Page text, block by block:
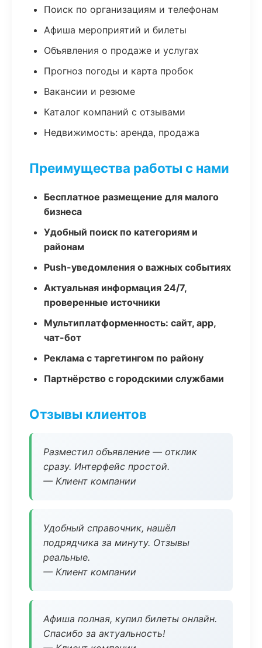
Поиск по организациям и телефонам
Афиша мероприятий и билеты
Объявления о продаже и услугах
Прогноз погоды и карта пробок
Вакансии и резюме
Каталог компаний с отзывами
Недвижимость: аренда, продажа
Преимущества работы с нами
Бесплатное размещение для малого
бизнеса
Удобный поиск по категориям и
районам
Push-уведомления о важных событиях
Актуальная информация 24/7,
проверенные источники
Мультиплатформенность: сайт, app,
чат-бот
Реклама с таргетингом по району
Партнёрство с городскими службами
Отзывы клиентов
Разместил объявление — отклик
сразу. Интерфейс простой.
— Клиент компании
Удобный справочник, нашёл
подрядчика за минуту. Отзывы
реальные.
— Клиент компании
Афиша полная, купил билеты онлайн.
Спасибо за актуальность!